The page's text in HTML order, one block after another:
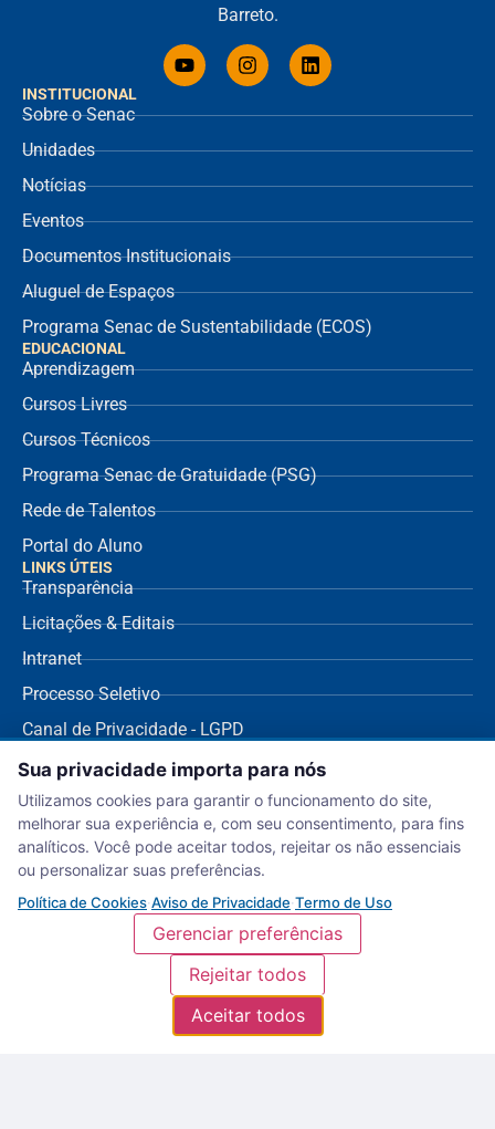
INSTITUCIONAL
Sobre o Senac
Unidades
Notícias
Eventos
Documentos Institucionais
Aluguel de Espaços
Programa Senac de Sustentabilidade (ECOS)
EDUCACIONAL
Aprendizagem
Cursos Livres
Cursos Técnicos
Programa Senac de Gratuidade (PSG)
Rede de Talentos
Portal do Aluno
Barreto.
LINKS ÚTEIS
Transparência
Licitações & Editais
Intranet
Processo Seletivo
Canal de Privacidade - LGPD
Dúvidas Frequentes
Protocolar Pedidos
Envio de NF Fornecedor
Ouvidoria
Aviso de Privacidade
Sua privacidade importa para nós
Utilizamos cookies para garantir o funcionamento do site,
melhorar sua experiência e, com seu consentimento, para fins
analíticos. Você pode aceitar todos, rejeitar os não essenciais
ou personalizar suas preferências.
Política de Cookies·Aviso de Privacidade·Termo de Uso
Gerenciar preferências
Rejeitar todos
Aceitar todos